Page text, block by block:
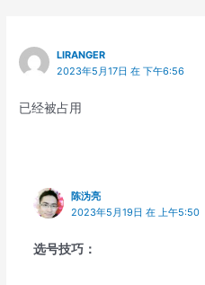
LIRANGER
2023年5月17日 在 下午6:56
已经被占用
陈沩亮
2023年5月19日 在 上午5:50
选号技巧：